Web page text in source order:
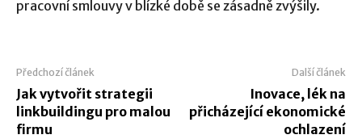
pracovní smlouvy v blízké době se zásadně zvýšily.
Předchozí článek
Jak vytvořit strategii
linkbuildingu pro malou
firmu
Další článek
Inovace, lék na
přicházející ekonomické
ochlazení